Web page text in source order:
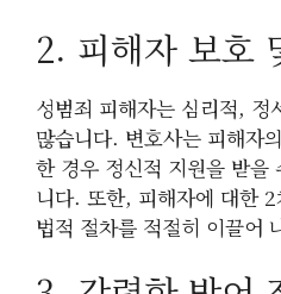
2. 피해자 보호
성범죄 피해자는 심리적, 정
많습니다. 변호사는 피해자
한 경우 정신적 지원을 받을
니다. 또한, 피해자에 대한
법적 절차를 적절히 이끌어